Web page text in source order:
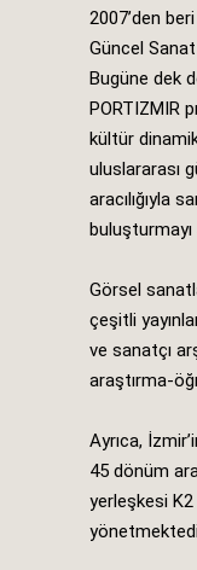
2007’den
Güncel
Bugüne dek
PORTIZMIR
kültür
uluslararası
aracılığıyla
Görsel
çeşitli
ve sanatçı
araştırma-
Ayrıca,
45 dönüm
yerleşkesi K2